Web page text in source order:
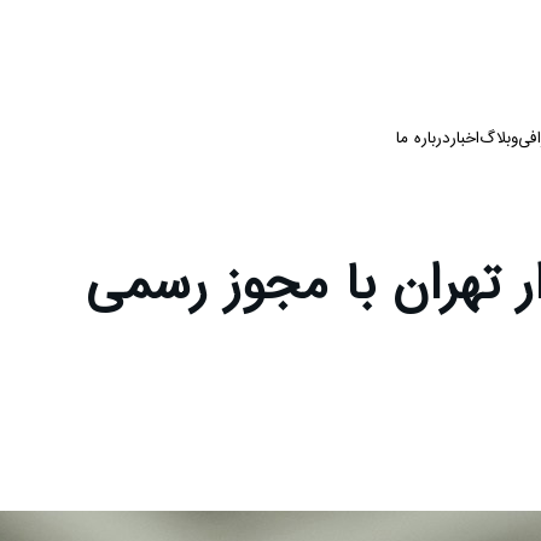
وبلاگاخباردرباره ما
تهران با مجوز رسمی